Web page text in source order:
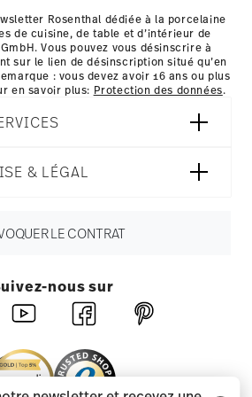
pour chaque pays de livraison
Rosenthal dédiée à la porcelaine
de cuisine, de table et d’intérieur de
Vous pouvez vous désinscrire à
sur le lien de désinscription situé qu’en
: vous devez avoir 16 ans ou plus
en savoir plus: Protection des données.
& LÉGAL
LE CONTRAT
nous sur